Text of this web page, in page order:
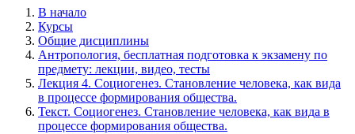
В начало
Курсы
Общие дисциплины
Антропология, бесплатная подготовка к экзамену по
предмету: лекции, видео, тесты
Лекция 4. Социогенез. Становление человека, как вида
в процессе формирования общества.
Текст. Социогенез. Становление человека, как вида в
процессе формирования общества.